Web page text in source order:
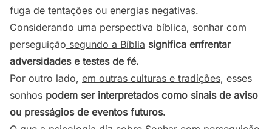
fuga de tentações ou energias negativas.
Considerando uma perspectiva bíblica, sonhar com
perseguição segundo a Bíblia significa enfrentar
adversidades e testes de fé.
Por outro lado, em outras culturas e tradições, esses
sonhos podem ser interpretados como sinais de aviso
ou presságios de eventos futuros.